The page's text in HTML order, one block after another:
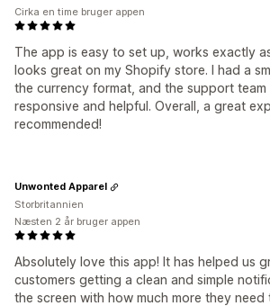
The app is easy to set up, works exactly
looks great on my Shopify store. I had a
the currency format, and the support team
responsive and helpful. Overall, a great
recommended!
Cirka en time bruger appen
Absolutely love this app! It has helped us
customers getting a clean and simple
the screen with how much more they
Unwonted Apparel
Storbritannien
Næsten 2 år bruger appen